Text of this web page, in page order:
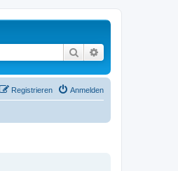
Suche
Anmelden
Registrieren